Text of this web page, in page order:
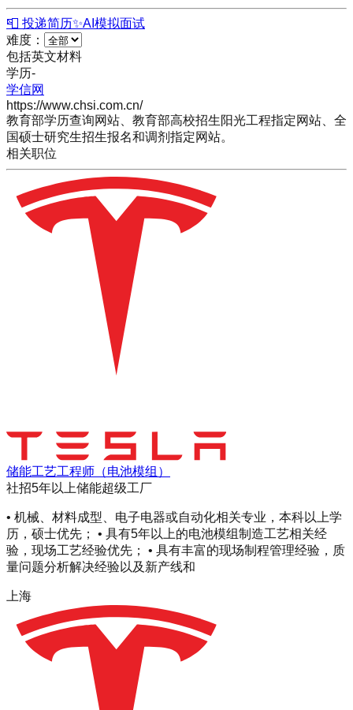
📮 投递简历✨AI模拟面试
难度：
包括英文材料
学历-
学信网
https://www.chsi.com.cn/
教育部学历查询网站、教育部高校招生阳光工程指定网站、全
国硕士研究生招生报名和调剂指定网站。
相关职位
储能工艺工程师（电池模组）
社招5年以上储能超级工厂
• 机械、材料成型、电子电器或自动化相关专业，本科以上学
历，硕士优先； • 具有5年以上的电池模组制造工艺相关经
验，现场工艺经验优先； • 具有丰富的现场制程管理经验，质
量问题分析解决经验以及新产线和
上海